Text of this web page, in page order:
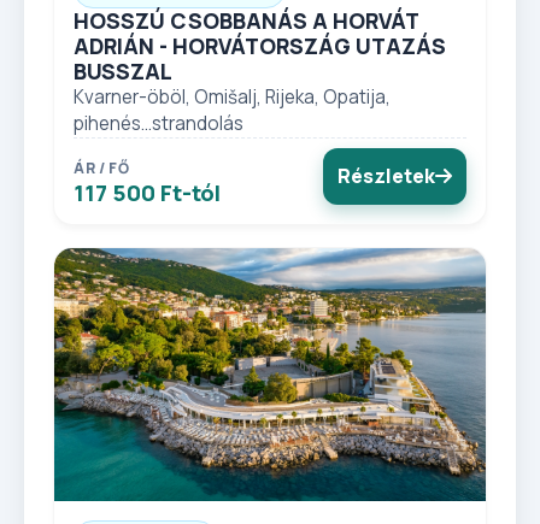
HOSSZÚ CSOBBANÁS A HORVÁT
ADRIÁN - HORVÁTORSZÁG UTAZÁS
BUSSZAL
Kvarner-öböl, Omišalj, Rijeka, Opatija,
pihenés...strandolás
ÁR / FŐ
117 500 Ft-tól
Részletek